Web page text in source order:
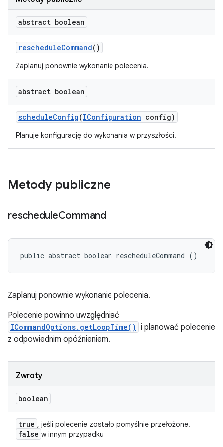
abstract boolean
rescheduleCommand()
Zaplanuj ponownie wykonanie polecenia.
abstract boolean
scheduleConfig(IConfiguration config)
Planuje konfigurację do wykonania w przyszłości.
Metody publiczne
rescheduleCommand
public abstract boolean rescheduleCommand ()
Zaplanuj ponownie wykonanie polecenia.
Polecenie powinno uwzględniać
ICommandOptions.getLoopTime() i planować polecenie
z odpowiednim opóźnieniem.
Zwroty
boolean
true , jeśli polecenie zostało pomyślnie przełożone.
false w innym przypadku